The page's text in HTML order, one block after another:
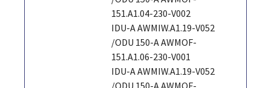
151.A1.04-230-V002
IDU-A AWMIW.A1.19-V052
/ODU 150-A AWMOF-
151.A1.06-230-V001
IDU-A AWMIW.A1.19-V052
/ODU 150-A AWMOF-